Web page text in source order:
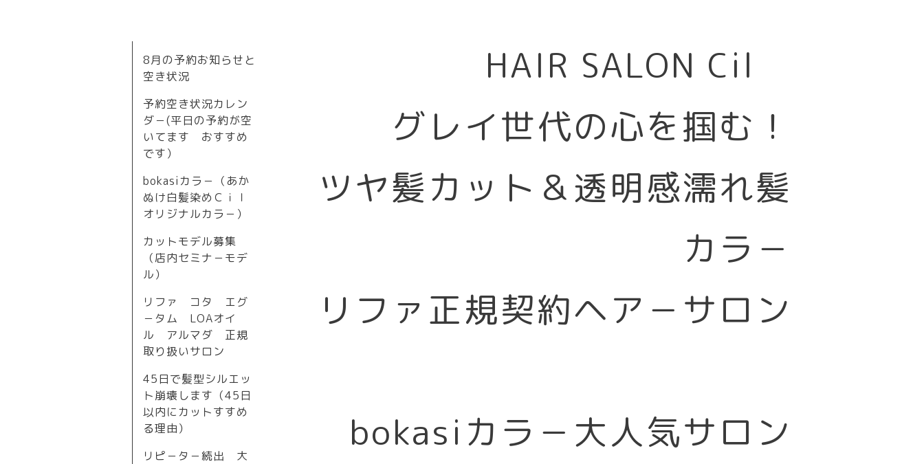
HAIR SALON Cil
グレイ世代の心を掴む！
ツヤ髪カット＆透明感濡れ髪
カラ－
リファ正規契約ヘア－サロン
bokasiカラ－大人気サロン
8月の予約お知らせと
空き状況
予約空き状況カレン
ダ－(平日の予約が空
いてます おすすめ
です）
bokasiカラ－（あか
ぬけ白髪染めＣｉｌ
オリジナルカラ－）
カットモデル募集
（店内セミナ－モデ
ル）
リファ コタ エグ
－タム LOAオイ
ル アルマダ 正規
取り扱いサロン
45日で髪型シルエッ
ト崩壊します（45日
以内にカットすすめ
る理由）
リピ－タ－続出 大